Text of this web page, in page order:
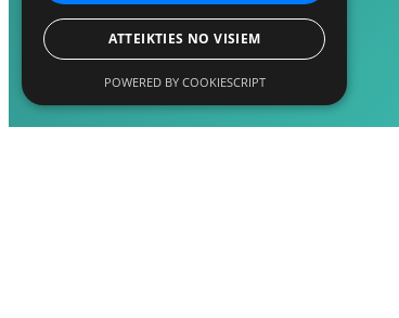
ATTEIKTIES NO VISIEM
POWERED BY COOKIESCRIPT